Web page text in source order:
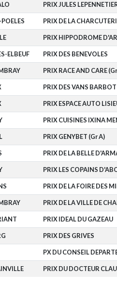
PRIX JULES
PRIX DE LA
PRIX HIPPODROME
ELBEUF PRIX DES BENEVOLES
PRIX RACE AND CARE
PRIX DES VANS BARBOT
PRIX ESPACE AUTO
PRIX CUISINES IXINA
PRIX GENYBET (Gr A)
PRIX DE LA BELLE
PRIX LES COPAINS
PRIX DE LA FOIRE DES
PRIX DE LA VILLE DE
PRIX IDEAL DU GAZEAU
PRIX DES GRIVES
PX DU CONSEIL
PRIX DU DOCTEUR